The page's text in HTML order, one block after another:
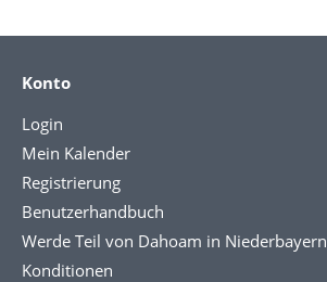
Konto
Login
Mein Kalender
Registrierung
Benutzerhandbuch
Werde Teil von Dahoam in Niederbayern
Konditionen